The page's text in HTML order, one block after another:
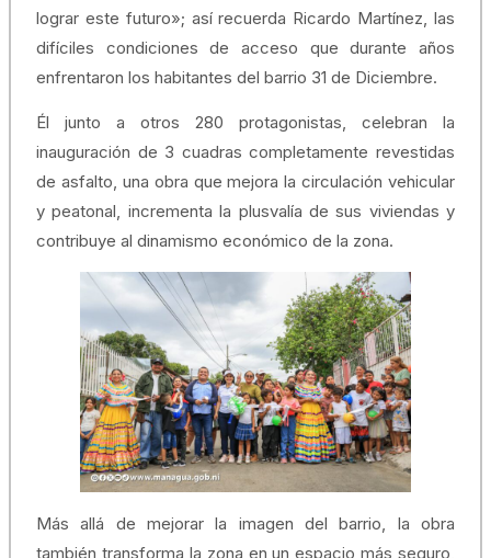
lograr este futuro»; así recuerda Ricardo Martínez, las
difíciles condiciones de acceso que durante años
enfrentaron los habitantes del barrio 31 de Diciembre.
Él junto a otros 280 protagonistas, celebran la
inauguración de 3 cuadras completamente revestidas
de asfalto, una obra que mejora la circulación vehicular
y peatonal, incrementa la plusvalía de sus viviendas y
contribuye al dinamismo económico de la zona.
Más allá de mejorar la imagen del barrio, la obra
también transforma la zona en un espacio más seguro,